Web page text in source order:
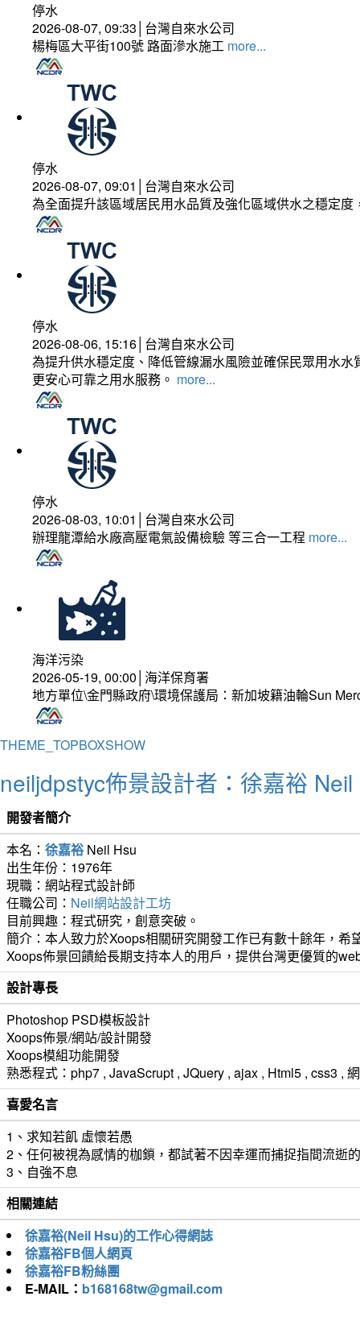
停水
2026-08-07, 09:33│台灣自來水公司
楊梅區大平街100號 路面滲水施工 more...
停水
2026-08-07, 09:01│台灣自來水公司
為全面提升該區域居民用水品質及強化區域供水之穩定
停水
2026-08-06, 15:16│台灣自來水公司
為提升供水穩定度、降低管線漏水風險並確保民眾用水
更安心可靠之用水服務。 more...
停水
2026-08-03, 10:01│台灣自來水公司
辦理龍潭給水廠高壓電氣設備檢驗 等三合一工程 more...
海洋污染
2026-05-19, 00:00│海洋保育署
地方單位\金門縣政府\環境保護局：新加坡籍油輪Sun
THEME_TOPBOXSHOW
neiljdpstyc佈景設計者：徐嘉裕
開發者簡介
本名： 徐嘉裕 Neil Hsu
出生年份：1976年
現職：網站程式設計師
任職公司： Neil網站設計工坊
目前興趣：程式研究，創意突破。
簡介：本人致力於Xoops相關研究開發工作已有數十餘年，
Xoops佈景回饋給長期支持本人的用戶，提供台灣更優質的
設計專長
Photoshop PSD模板設計
Xoops佈景/網站/設計開發
Xoops模組功能開發
熟悉程式：php7 , JavaScrupt , JQuery , ajax , Html5 , css3 ,
喜愛名言
1、求知若飢 虛懷若愚
2、任何被視為感情的枷鎖，都試著不因幸運而捕捉指間流逝
3、自強不息
相關連結
徐嘉裕(Neil Hsu)的工作心得網誌
徐嘉裕FB個人網頁
徐嘉裕FB粉絲團
E-MAIL： b168168tw@gmail.com